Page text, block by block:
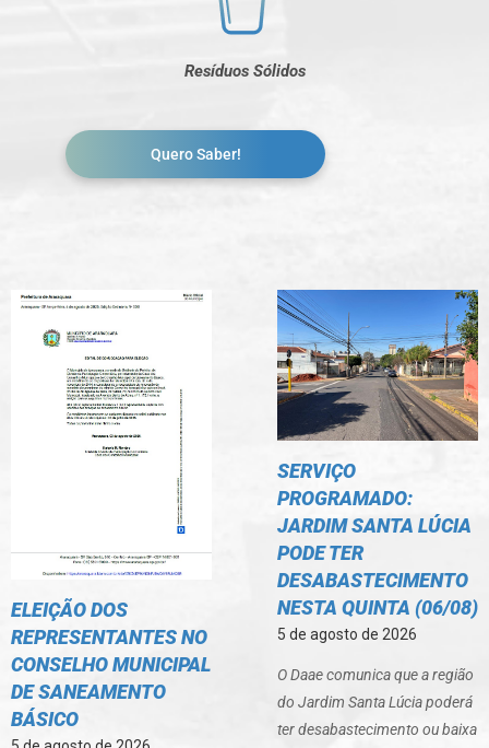
Resíduos Sólidos
Quero Saber!
ELEIÇÃO DOS
REPRESENTANTES NO
CONSELHO MUNICIPAL
DE SANEAMENTO
BÁSICO
SERVIÇO
PROGRAMADO:
JARDIM SANTA LÚCIA
PODE TER
DESABASTECIMENTO
NESTA QUINTA (06/08)
5 de agosto de 2026
O Daae comunica que a região
do Jardim Santa Lúcia poderá
ter desabastecimento ou baixa